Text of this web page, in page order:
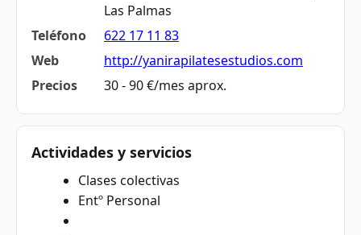
Las Palmas
Teléfono
622 17 11 83
Web
http://yanirapilatesestudios.com
Precios
30 - 90 €/mes aprox.
Actividades y servicios
Clases colectivas
Entº Personal